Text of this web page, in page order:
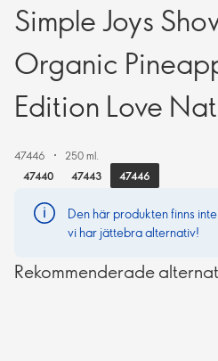
Simple Joys
Organic
Edition Love
47446
250 ml.
47440
47443 47446
Den här produkten finns
vi har jättebra alternativ!
Rekommenderade